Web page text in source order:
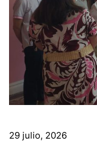
Benavente